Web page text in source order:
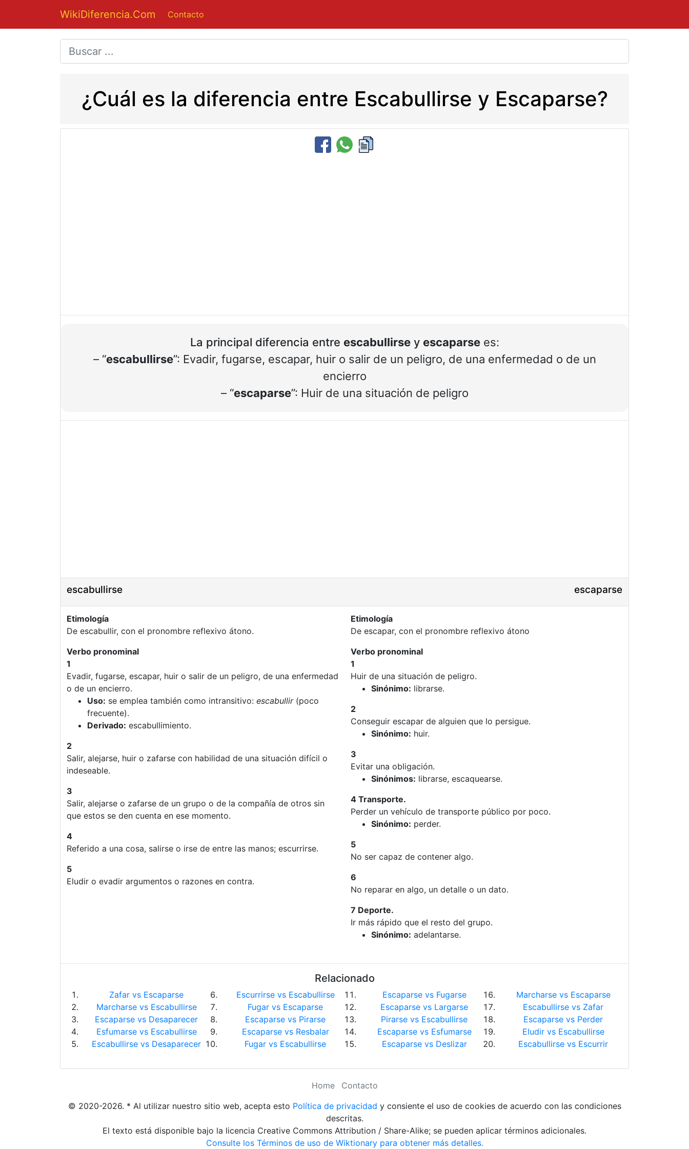
WikiDiferencia.Com Contacto
¿Cuál es la diferencia entre Escabullirse y Escaparse?
La principal diferencia entre escabullirsey escaparsees:
– “escabullirse”: Evadir, fugarse, escapar, huir o salir de un peligro, de una enfermedad o de un
encierro
– “escaparse”: Huir de una situación de peligro
escabullirse escaparse
Etimología
De escabullir, con el pronombre reflexivo átono.
Verbo pronominal
1
Evadir, fugarse, escapar, huir o salir de un peligro, de una enfermedad
o de un encierro.
Uso: se emplea también como intransitivo: escabullir(poco
frecuente).
Derivado: escabullimiento.
2
Salir, alejarse, huir o zafarse con habilidad de una situación difícil o
indeseable.
3
Salir, alejarse o zafarse de un grupo o de la compañía de otros sin
que estos se den cuenta en ese momento.
4
Referido a una cosa, salirse o irse de entre las manos; escurrirse.
5
Eludir o evadir argumentos o razones en contra.
Etimología
De escapar, con el pronombre reflexivo átono
Verbo pronominal
1
Huir de una situación de peligro.
Sinónimo: librarse.
2
Conseguir escapar de alguien que lo persigue.
Sinónimo: huir.
3
Evitar una obligación.
Sinónimos: librarse, escaquearse.
4 Transporte.
Perder un vehículo de transporte público por poco.
Sinónimo: perder.
5
No ser capaz de contener algo.
6
No reparar en algo, un detalle o un dato.
7 Deporte.
Ir más rápido que el resto del grupo.
Sinónimo: adelantarse.
Relacionado
Zafar vs Escaparse
Marcharse vs Escabullirse
Escaparse vs Desaparecer
Esfumarse vs Escabullirse
Escabullirse vs Desaparecer
Escurrirse vs Escabullirse
Fugar vs Escaparse
Escaparse vs Pirarse
Escaparse vs Resbalar
Fugar vs Escabullirse
Escaparse vs Fugarse
Escaparse vs Largarse
Pirarse vs Escabullirse
Escaparse vs Esfumarse
Escaparse vs Deslizar
Marcharse vs Escaparse
Escabullirse vs Zafar
Escaparse vs Perder
Eludir vs Escabullirse
Escabullirse vs Escurrir
Home
Contacto
© 2020-2026. * Al utilizar nuestro sitio web, acepta esto Política de privacidad y consiente el uso de cookies de acuerdo con las condiciones
descritas.
El texto está disponible bajo la licencia Creative Commons Attribution / Share-Alike; se pueden aplicar términos adicionales.
Consulte los Términos de uso de Wiktionary para obtener más detalles.